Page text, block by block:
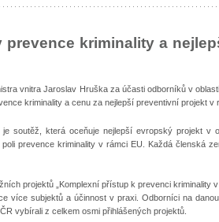
prevence kriminality a
vnitra Jaroslav Hruška za účasti odborníků v
kriminality a cenu za nejlepší preventivní projekt v
je soutěž, která oceňuje nejlepší evropský projekt v
prevence kriminality v rámci EU. Každá členská
projektů „Komplexní přístup k prevenci kriminality
více subjektů a účinnost v praxi. Odborníci na
vybírali z celkem osmi přihlášených projektů.